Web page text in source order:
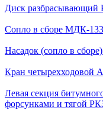
Диск разбрасывающий
Сопло в сборе МДК-
Насадок (сопло в
Кран четырехходовой
Левая секция
форсунками и тягой